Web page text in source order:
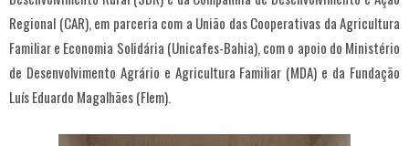
Regional (CAR), em parceria com a União das Cooperativas da Agricultura
Familiar e Economia Solidária (Unicafes-Bahia), com o apoio do Ministério
de Desenvolvimento Agrário e Agricultura Familiar (MDA) e da Fundação
Luís Eduardo Magalhães (Flem).